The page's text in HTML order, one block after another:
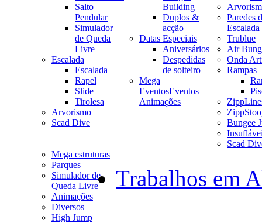
Salto
Pendular
Simulador
de Queda
Livre
Escalada
Escalada
Rapel
Slide
Tirolesa
Arvorismo
Scad Dive
Building
Duplos &
acção
Datas Especiais
Aniversários
Despedidas
de solteiro
Mega
EventosEventos |
Animações
Paredes
Escalada
Trublue
Air
Onda
Rampas
Bungee
Scad
Mega estruturas
Parques
Simulador de
Queda Livre
Animações
Diversos
High Jump
Trabalhos em